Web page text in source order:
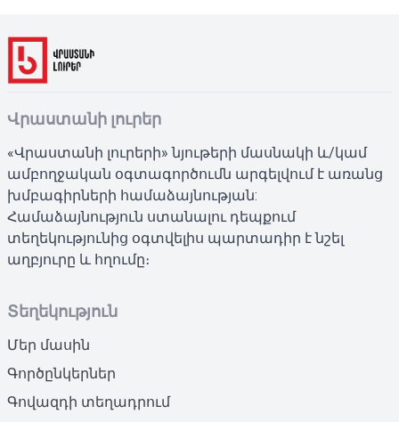
Վրաստանի լուրեր
«Վրաստանի լուրերի» նյութերի մասնակի և/կամ
ամբողջական օգտագործումն արգելվում է առանց
խմբագիրների համաձայնության:
Համաձայնություն ստանալու դեպքում
տեղեկությունից օգտվելիս պարտադիր է նշել
աղբյուրը և հղումը։
Տեղեկություն
Մեր մասին
Գործընկերներ
Գովազդի տեղադրում